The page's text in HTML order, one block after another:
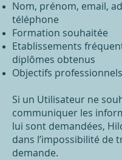
Nom, prénom, email,
téléphone
Formation souhaitée
Etablissements
diplômes obtenus
Objectifs professionnels
Si un Utilisateur ne
communiquer les
lui sont demandées,
dans l’impossibilité de
demande.